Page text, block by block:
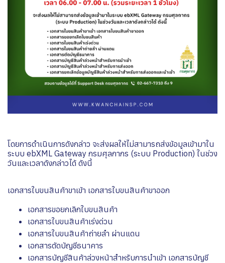
โดยการดำเนินการดังกล่าว จะส่งผลให้ไม่สามารถส่งข้อมูลเข้ามาใน
ระบบ ebXML Gateway กรมศุลกากร (ระบบ Production) ในช่วง
วันและเวลาดังกล่าวได้ ดังนี้
เอกสารใบขนสินค้าขาเข้า เอกสารใบขนสินค้าขาออก
เอกสารขอยกเลิกใบขนสินค้า
เอกสารใบขนสินค้าเร่งด่วน
เอกสารใบขนสินค้าถ่ายลำ ผ่านแดน
เอกสารตัดบัญชีธนาคาร
เอกสารบัญชีสินค้าล่วงหน้าสำหรับการนำเข้า เอกสารบัญชี